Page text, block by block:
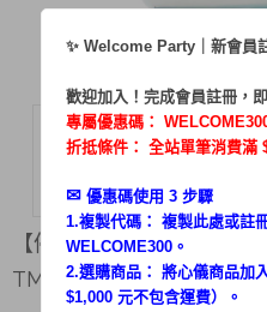
【停售】松木抬頭式點心
TM2501
✨ Welcome Party｜新會員
歡迎加入！完成會員註冊，
專屬優惠碼：
折抵條件： 全站單筆消費滿
✉︎ 優惠碼使用 3 步驟
1.複製代碼： 複製此處或註
WELCOME300。
2.選購商品： 將心儀商品加
$1,000 元不包含運費）。